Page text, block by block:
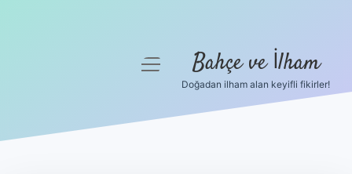
menüyü
Bahçe ve İlham
Doğadan ilham alan keyifli fikirler!